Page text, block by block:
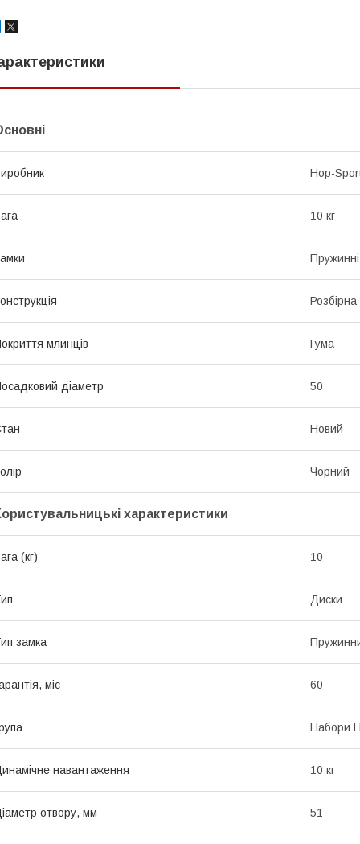
Hop-
10 кг
Пружинні
Розбірна
млинців Гума
діаметр 50
Новий
Чорний
характеристики
(кг) 10
Диски
замка
міс 60
Набори
навантаження 10 кг
отвору, мм 51